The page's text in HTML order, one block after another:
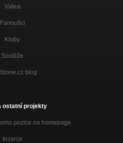
Videa
Fanoušci
Kluby
Soutěže
blog
ostatní projekty
pozice na homepage
Inzerce